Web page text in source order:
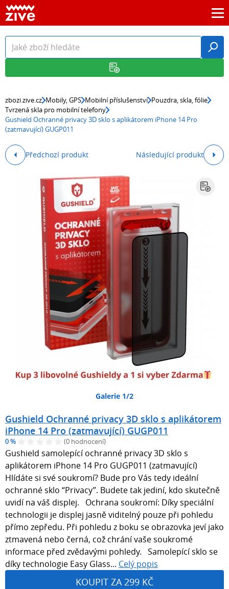
zbozi.zive.cz Mobily, GPS Mobilní příslušenství Pouzdra, skla, fólie
Tvrzená skla pro mobilní telefony
Gushield Ochranné privacy 3D sklo s aplikátorem iPhone 14 Pro
(zatmavující) GUGP011
Předchozí produkt Následující produkt
Galerie 1/2
Gushield Ochranné privacy 3D sklo s aplikátorem
iPhone 14 Pro (zatmavující) GUGP011
0 % (0 hodnocení)
Gushield samolepící ochranné privacy 3D sklo s
aplikátorem iPhone 14 Pro GUGP011 (zatmavující)
Hlídáte si své soukromí? Bude pro Vás tedy ideální
ochranné sklo “Privacy”. Budete tak jediní, kdo skutečně
uvidí na váš displej. Ochrana soukromí: Díky speciální
technologii je displej jasně viditelný pouze při pohledu
přímo zepředu. Při pohledu z boku se obrazovka jeví jako
ztmavená nebo černá, což chrání vaše soukromé
informace před zvědavými pohledy. Samolepící sklo se
díky technologie Easy Glass... Celý popis
KOUPIT ZA 299 KČ